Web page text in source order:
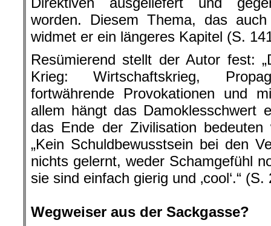
worden. Diesem Thema, das
widmet er ein längeres Kapitel (S.
Resümierend stellt der Autor fest:
Krieg: Wirtschaftskrieg,
fortwährende Provokationen und
allem hängt das Damoklesschwert
das Ende der Zivilisation bedeuten
„Kein Schuldbewusstsein bei den
nichts gelernt, weder Schamgefühl
sie sind einfach gierig und ‚cool‘.“
Wegweiser aus der Sackgasse?